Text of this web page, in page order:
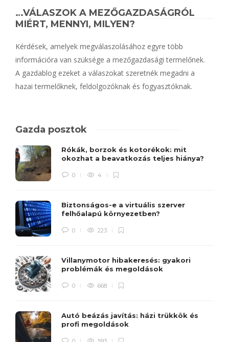
…VÁLASZOK A MEZŐGAZDASÁGRÓL
MIÉRT, MENNYI, MILYEN?
Kérdések, amelyek megválaszolásához egyre több
információra van szüksége a mezőgazdasági termelőnek.
A gazdablog ezeket a válaszokat szeretnék megadni a
hazai termelőknek, feldolgozóknak és fogyasztóknak.
Gazda posztok
Rókák, borzok és kotorékok: mit
okozhat a beavatkozás teljes hiánya?
0 4
Biztonságos-e a virtuális szerver
felhőalapú környezetben?
0 223
Villanymotor hibakeresés: gyakori
problémák és megoldások
0 668
Autó beázás javítás: házi trükkök és
profi megoldások